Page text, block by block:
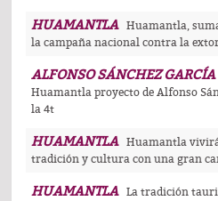
HUAMANTLA
Huamantla,
la campaña nacional contra la
ALFONSO SÁNCHEZ GARCÍA
Huamantla proyecto de Alfonso
la 4t
HUAMANTLA
Huamantla
tradición y cultura con una gran
HUAMANTLA
La tradición